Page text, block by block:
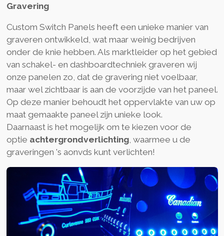
Gravering
Custom Switch Panels heeft een unieke manier van
graveren ontwikkeld, wat maar weinig bedrijven
onder de knie hebben. Als marktleider op het gebied
van schakel- en dashboardtechniek graveren wij
onze panelen zo, dat de gravering niet voelbaar,
maar wel zichtbaar is aan de voorzijde van het paneel.
Op deze manier behoudt het oppervlakte van uw op
maat gemaakte paneel zijn unieke look.
Daarnaast is het mogelijk om te kiezen voor de
optie achtergrondverlichting, waarmee u de
graveringen 's aonvds kunt verlichten!